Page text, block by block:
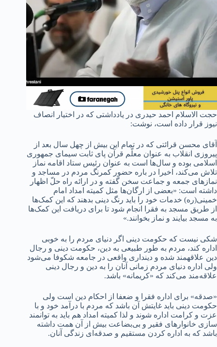
حجت الاسلام احمد حیدری در یادداشتی که در اختیار انصاف
نیوز قرار داده است، نوشت:
آقای محسن قرائتی که در تمام این بیش از چهل سال بعد از
پیروزی انقلاب به عنوان معلّم قرآن پای ثابت سیمای جمهوری
اسلامی بوده و سال‌ها است به عنوان رئیس ستاد اقامه نماز
تلاش می‌کند، اخیرا در باره حضور کمرنگ مردم در مساجد و
نمازهای جمعه و جماعت سخن گفته و در ارائه راه حلّ اظهار
داشته است: «بعضی از ارگان‌ها مثل کمیته امداد امام
خمینی(ره) خدمات خود را باید رنگ دینی بدهند که این کمک‌ها
از طریق مسجد به فقرا انجام شود تا برای دریافت این کمک‌ها
به مسجد بیایند و نماز بخوانند.»
شکی نیست که حکومت دینی اگر دنیای مردم را به خوبی
اداره کند، مردم به طور طبیعی به دین، حکومت دینی و رجال
دین علاقه‎مند شده و دینداری واقعی در جامعه شکوفا می‌شود
ولی اداره دنیای مردم زمانی آنان را به دین و رجال دینی
علاقه‌مند می‌کند که «کریمانه» باشد.
«صدقه» برای اداره فقرا و ضعفا از احکام دین است ولی
حکومت دینی باید غایتش آن باشد که مردم با درآمد خود و با
عزت و کرامت اداره شوند و لذا کمیته امداد هم باید به توانمند
سازی خانوارهای فقیر و بی‌بضاعت بیش از آن همت داشته
باشد که به اداره کردن مستقیم و صدقه‌ای زندگی آنان.